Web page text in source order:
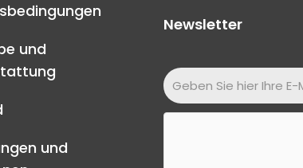
und
und
Newsletter